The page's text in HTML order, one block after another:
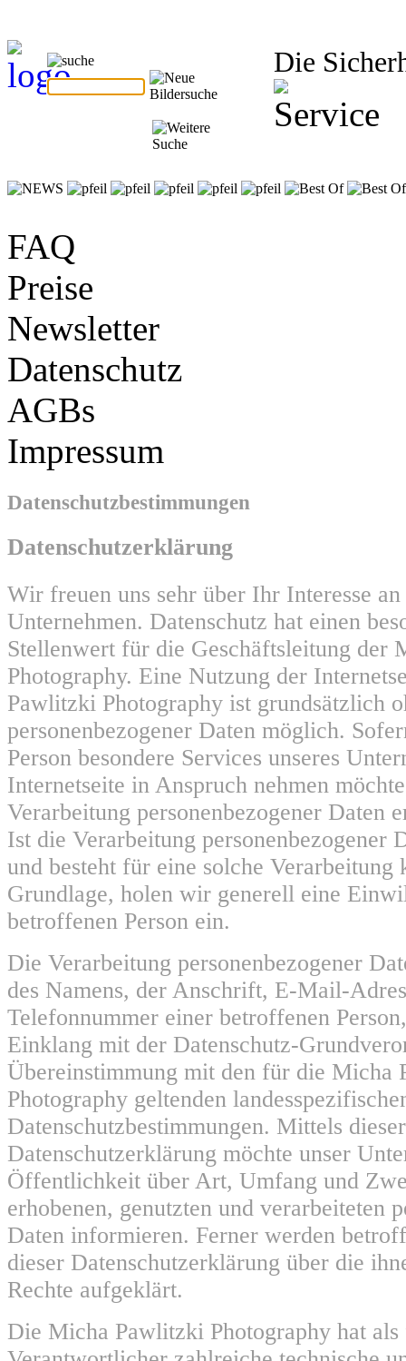
Die
FAQ
Preise
Newsletter
Datenschutz
AGBs
Impressum
Datenschutzbestimmungen
Datenschutzerklärung
Wir freuen uns sehr über Ihr Interesse an
Unternehmen. Datenschutz hat einen
Stellenwert für die Geschäftsleitung der
Photography. Eine Nutzung der
Pawlitzki Photography ist grundsätzlich
personenbezogener Daten möglich.
Person besondere Services unseres
Internetseite in Anspruch nehmen
Verarbeitung personenbezogener Daten
Ist die Verarbeitung personenbezogener
und besteht für eine solche Verarbeitung
Grundlage, holen wir generell eine
betroffenen Person ein.
Die Verarbeitung personenbezogener
des Namens, der Anschrift, E-Mail-
Telefonnummer einer betroffenen
Einklang mit der Datenschutz-
Übereinstimmung mit den für die Micha
Photography geltenden
Datenschutzbestimmungen. Mittels dieser
Datenschutzerklärung möchte unser
Öffentlichkeit über Art, Umfang und
erhobenen, genutzten und verarbeiteten
Daten informieren. Ferner werden
dieser Datenschutzerklärung über die
Rechte aufgeklärt.
Die Micha Pawlitzki Photography hat